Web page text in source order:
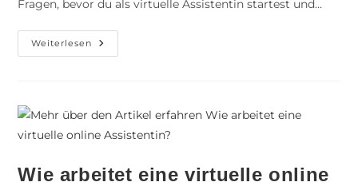
Fragen, bevor du als virtuelle Assistentin startest und…
Weiterlesen
Wie arbeitet eine virtuelle online